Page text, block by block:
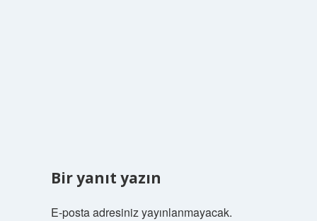
Bir yanıt yazın
E-posta adresiniz yayınlanmayacak.